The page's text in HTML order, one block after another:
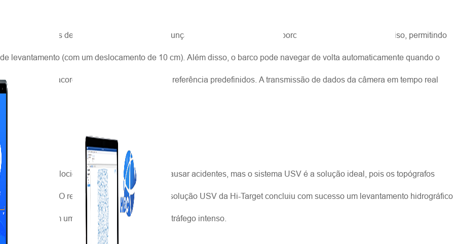
por mais de 8 horas continuamente. A função de piloto automático proporciona um levantamento preciso, permitindo
levantamento (com um deslocamento de 10 cm). Além disso, o barco pode navegar de volta automaticamente quando o
seguinte, de acordo com os vários pontos de referência predefinidos. A transmissão de dados da câmera em tempo real
de reduzir a velocidade do tráfego intenso e causar acidentes, mas o sistema USV é a solução ideal, pois os topógrafos
segurança. O resultado demonstrou que a solução USV da Hi-Target concluiu com sucesso um levantamento hidrográfico
passarão em um levantamento de canal de tráfego intenso.